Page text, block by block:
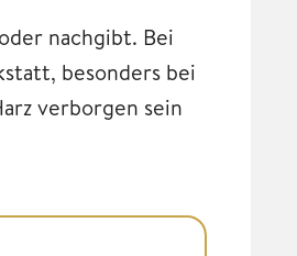
nachgibt. Bei
besonders bei
verborgen sein